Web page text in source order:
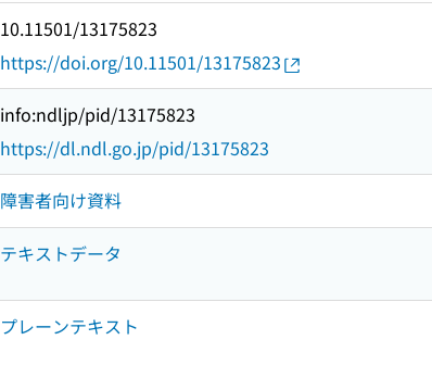
10.11501/13175823
https://doi.org/10.11501/13175823
info:ndljp/pid/13175823
https://dl.ndl.go.jp/pid/13175823
障害者向け資料
テキストデータ
プレーンテキスト